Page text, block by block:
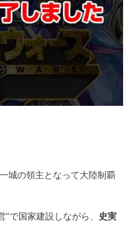
城の領主となって大陸制覇
で国家建設しながら、
史実